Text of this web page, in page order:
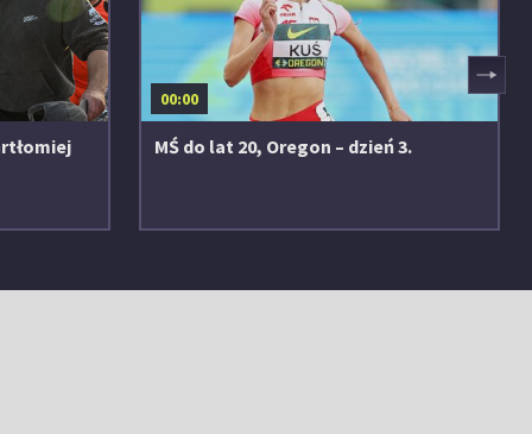
00:00
MŚ do lat 20, Oregon – dzień 3.
▶